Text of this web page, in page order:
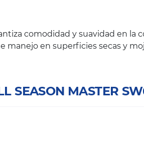
comodidad y suavidad en
manejo en superficies secas y
SEASON MASTER